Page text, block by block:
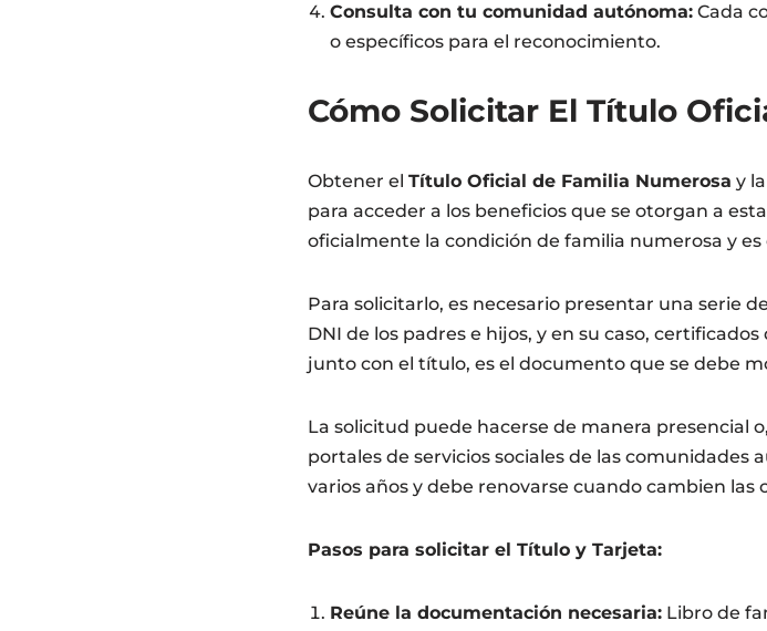
Consulta con tu comunidad autónoma:Cada
o específicos para el reconocimiento.
Cómo Solicitar El Título
Obtener el Título Oficial de Familia Numerosa y
para acceder a los beneficios que se otorgan a
oficialmente la condición de familia numerosa y
Para solicitarlo, es necesario presentar una serie
DNI de los padres e hijos, y en su caso,
junto con el título, es el documento que se debe
La solicitud puede hacerse de manera presencial
portales de servicios sociales de las comunidades
varios años y debe renovarse cuando cambien las
Pasos para solicitar el Título y Tarjeta:
Reúne la documentación necesaria:Libro de